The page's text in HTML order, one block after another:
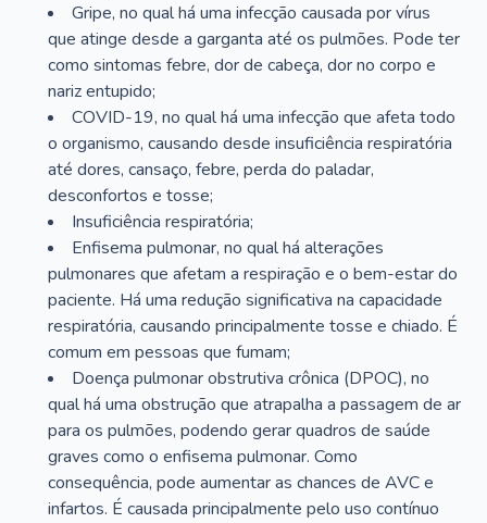
Gripe, no qual há uma infecção causada por vírus
que atinge desde a garganta até os pulmões. Pode ter
como sintomas febre, dor de cabeça, dor no corpo e
nariz entupido;
COVID-19, no qual há uma infecção que afeta todo
o organismo, causando desde insuficiência respiratória
até dores, cansaço, febre, perda do paladar,
desconfortos e tosse;
Insuficiência respiratória;
Enfisema pulmonar, no qual há alterações
pulmonares que afetam a respiração e o bem-estar do
paciente. Há uma redução significativa na capacidade
respiratória, causando principalmente tosse e chiado. É
comum em pessoas que fumam;
Doença pulmonar obstrutiva crônica (DPOC), no
qual há uma obstrução que atrapalha a passagem de ar
para os pulmões, podendo gerar quadros de saúde
graves como o enfisema pulmonar. Como
consequência, pode aumentar as chances de AVC e
infartos. É causada principalmente pelo uso contínuo